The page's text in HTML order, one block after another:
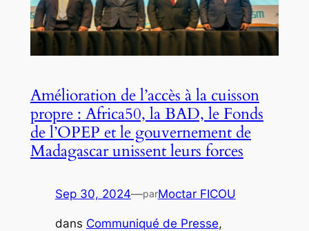
Amélioration de l’accès à la cuisson
propre : Africa50, la BAD, le Fonds
de l’OPEP et le gouvernement de
Madagascar unissent leurs forces
Sep 30, 2024—parMoctar FICOU
dans Communiqué de Presse